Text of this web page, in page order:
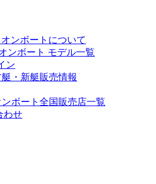
ンボートについて
ンボート モデル一覧
ン
・新艇販売情報
ボート全国販売店一覧
わせ